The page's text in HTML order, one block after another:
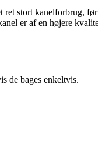
ret stort kanelforbrug, før
er af en højere
de bages enkeltvis.